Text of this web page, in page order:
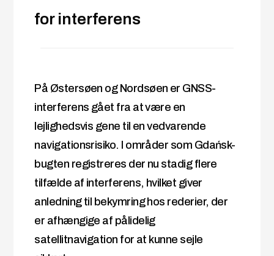
for interferens
På Østersøen og Nordsøen er GNSS-
interferens gået fra at være en
lejlighedsvis gene til en vedvarende
navigationsrisiko. I områder som Gdańsk-
bugten registreres der nu stadig flere
tilfælde af interferens, hvilket giver
anledning til bekymring hos rederier, der
er afhængige af pålidelig
satellitnavigation for at kunne sejle